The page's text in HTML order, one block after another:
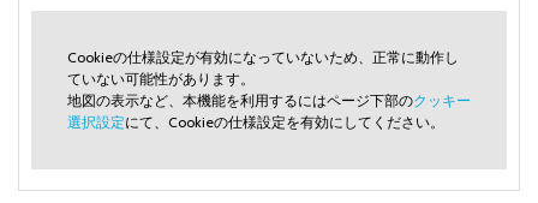
Cookieの仕様設定が有効になっていないため、正常に動作し
ていない可能性があります。
地図の表示など、本機能を利用するにはページ下部のクッキー
選択設定にて、Cookieの仕様設定を有効にしてください。